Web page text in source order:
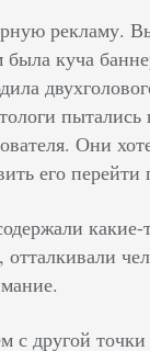
рекламу.
была куча
пытались
Они
его перейти
какие-
отталкивали
с другой